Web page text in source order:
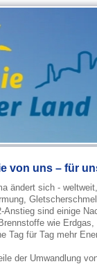
von uns – für
ändert sich -
Anstieg sind einige
wie
Tag für Tag mehr
der Umwandlung